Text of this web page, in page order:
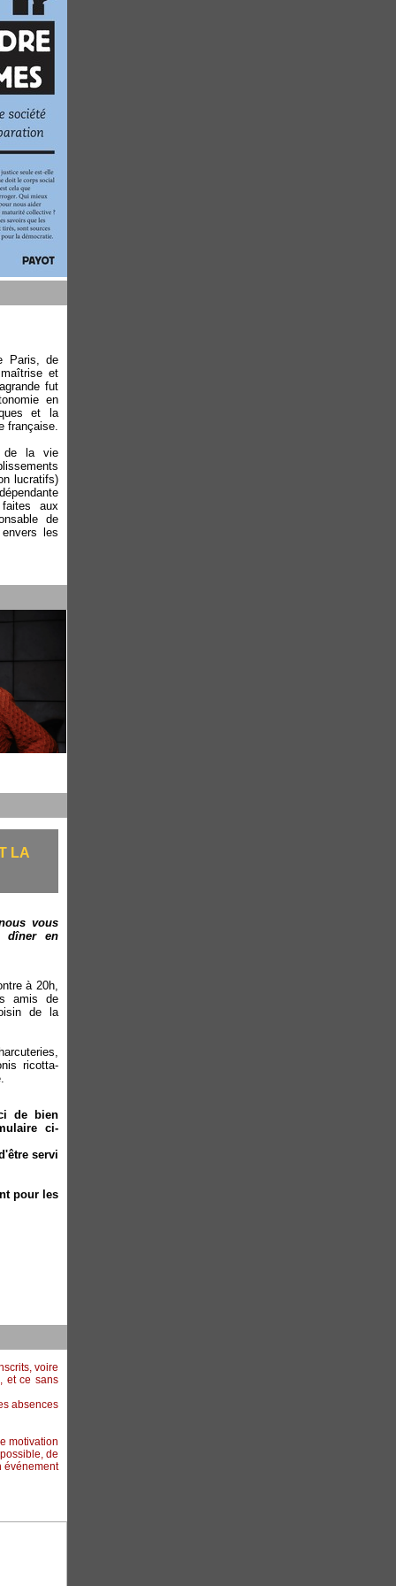
Paris, de
et
fut
en
et la
française.
de la vie
lucratifs)
aux
de
les
LA
vous
dîner en
à 20h,
amis de
de la
ricotta-
de bien
ci-
servi
pour les
voire
et ce sans
absences
motivation
de
événement